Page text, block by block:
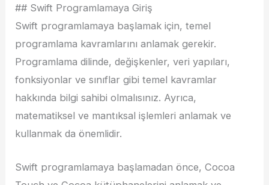
## Swift Programlamaya Giriş
Swift programlamaya başlamak için, temel
programlama kavramlarını anlamak gerekir.
Programlama dilinde, değişkenler, veri yapıları,
fonksiyonlar ve sınıflar gibi temel kavramlar
hakkında bilgi sahibi olmalısınız. Ayrıca,
matematiksel ve mantıksal işlemleri anlamak ve
kullanmak da önemlidir.
Swift programlamaya başlamadan önce, Cocoa